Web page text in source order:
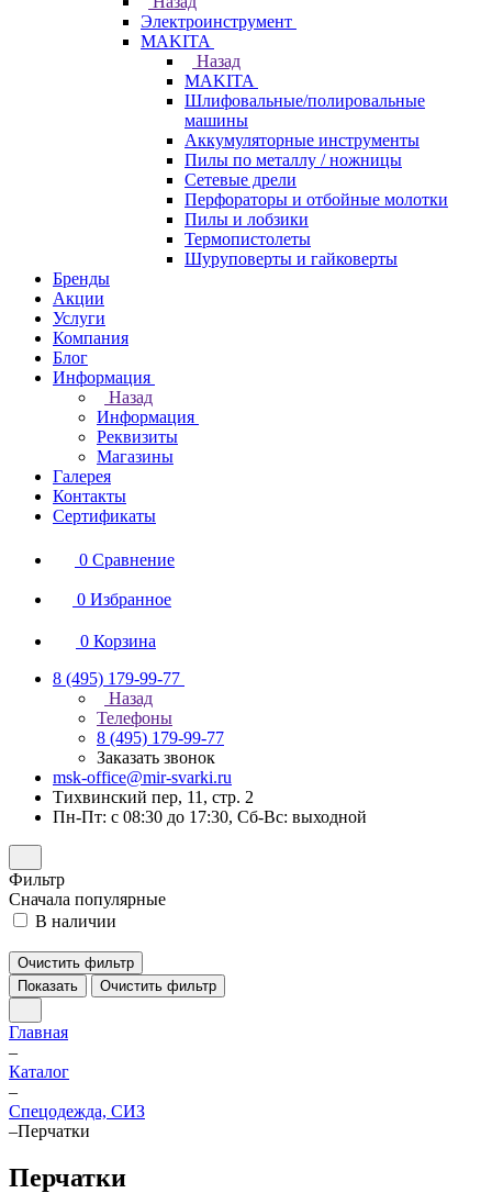
Электроинструмент
МAKITA
Назад
МAKITA
Шлифовальные/полировальные
машины
Аккумуляторные инструменты
Пилы по металлу / ножницы
Сетевые дрели
Перфораторы и отбойные молотки
Пилы и лобзики
Термопистолеты
Шуруповерты и гайковерты
Бренды
Акции
Услуги
Компания
Блог
Информация
Назад
Информация
Реквизиты
Магазины
Галерея
Контакты
Сертификаты
0 Сравнение
0 Избранное
0 Корзина
8 (495) 179-99-77
Назад
Телефоны
8 (495) 179-99-77
Заказать звонок
msk-office@mir-svarki.ru
Тихвинский пер, 11, стр. 2
Пн-Пт: с 08:30 до 17:30, Сб-Вс: выходной
Фильтр
Сначала популярные
В наличии
Очистить фильтр
Показать
Очистить фильтр
Главная
–
Каталог
–
Спецодежда, СИЗ
–Перчатки
Перчатки